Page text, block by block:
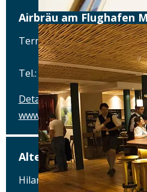
Airbräu am Flughafen
Terminalstraße Mitte 18,
Tel.: Tel.: 089 - 97593111
Details
www.airbraeu.de
Alte Brauerei
Hilaria-Lechner-Straße 21,